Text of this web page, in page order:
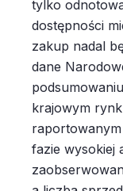
tylko
dostępności
zakup nadal
dane
krajowym
raportowanym
fazie wysokiej